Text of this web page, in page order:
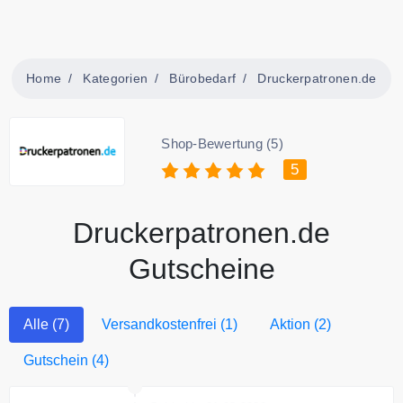
Home Kategorien Bürobedarf Druckerpatronen.de
Shop-Bewertung (5)
5
Druckerpatronen.de
Gutscheine
Alle (7) Versandkostenfrei (1) Aktion (2)
Gutschein (4)